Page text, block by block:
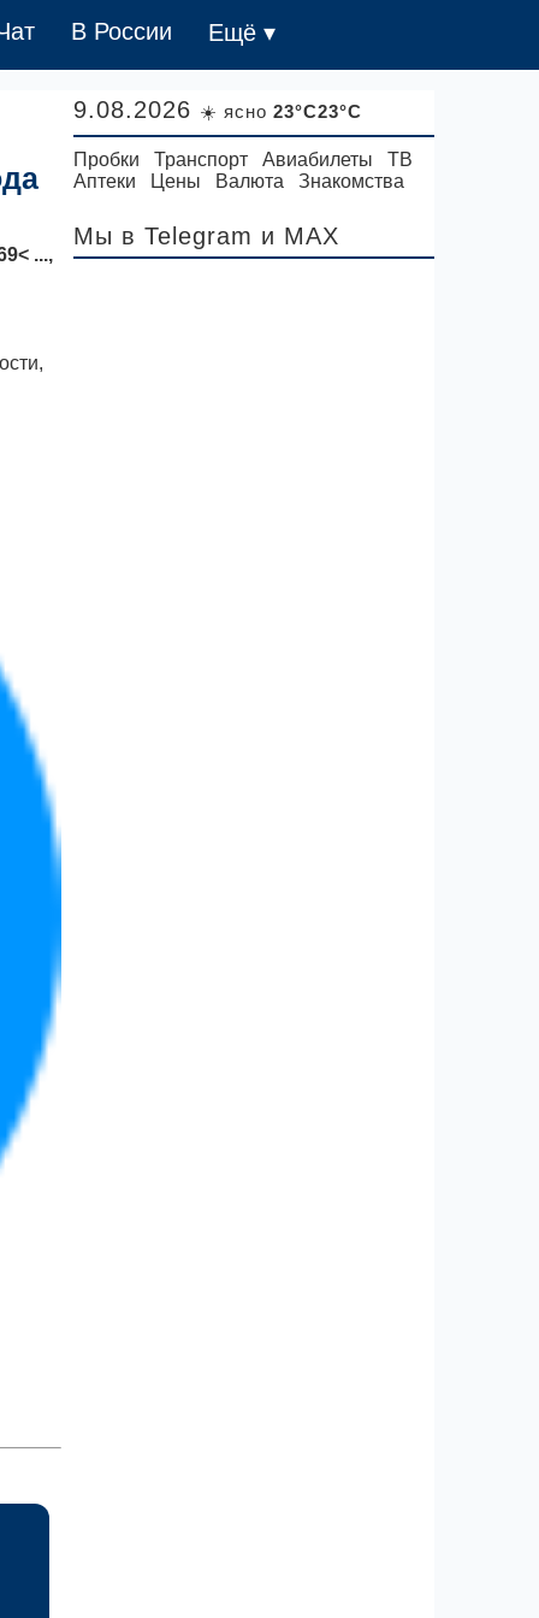
В России Ещё ▾
...,
9.08.2026 ☀️ ясно 23°C23°C
Пробки Транспорт Авиабилеты
ТВ
Аптеки
Цены Валюта Знакомства
Мы в Telegram и MAX